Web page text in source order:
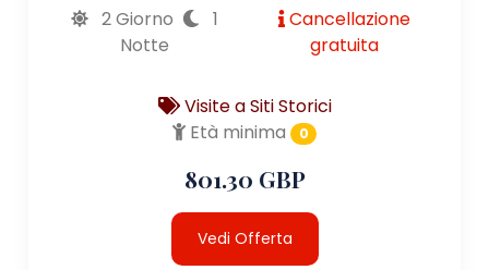
2 Giorno
1
Notte
Cancellazione
gratuita
Visite a Siti Storici
Età minima
0
801.30 GBP
Vedi Offerta